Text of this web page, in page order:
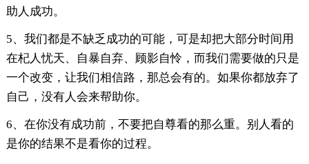
助人成功。
5、我们都是不缺乏成功的可能，可是却把大部分时间用
在杞人忧天、自暴自弃、顾影自怜，而我们需要做的只是
一个改变，让我们相信路，那总会有的。如果你都放弃了
自己，没有人会来帮助你。
6、在你没有成功前，不要把自尊看的那么重。别人看的
是你的结果不是看你的过程。